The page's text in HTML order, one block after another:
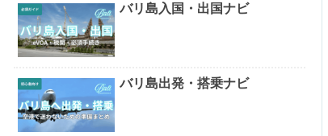
バリ島入国・出国ナビ
バリ島出発・搭乗ナビ